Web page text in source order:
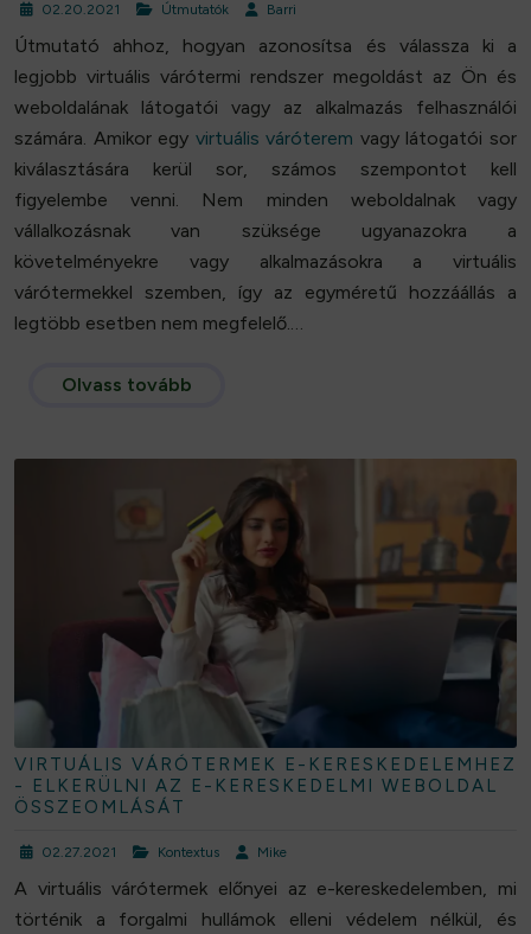
02.20.2021 Útmutatók Barri
Útmutató ahhoz, hogyan azonosítsa és válassza ki a
legjobb virtuális várótermi rendszer megoldást az Ön és
weboldalának látogatói vagy az alkalmazás felhasználói
számára. Amikor egy virtuális váróterem vagy látogatói sor
kiválasztására kerül sor, számos szempontot kell
figyelembe venni. Nem minden weboldalnak vagy
vállalkozásnak van szüksége ugyanazokra a
követelményekre vagy alkalmazásokra a virtuális
várótermekkel szemben, így az egyméretű hozzáállás a
legtöbb esetben nem megfelelő.…
Olvass tovább
VIRTUÁLIS VÁRÓTERMEK E-KERESKEDELEMHEZ
- ELKERÜLNI AZ E-KERESKEDELMI WEBOLDAL
ÖSSZEOMLÁSÁT
02.27.2021 Kontextus Mike
A virtuális várótermek előnyei az e-kereskedelemben, mi
történik a forgalmi hullámok elleni védelem nélkül, és